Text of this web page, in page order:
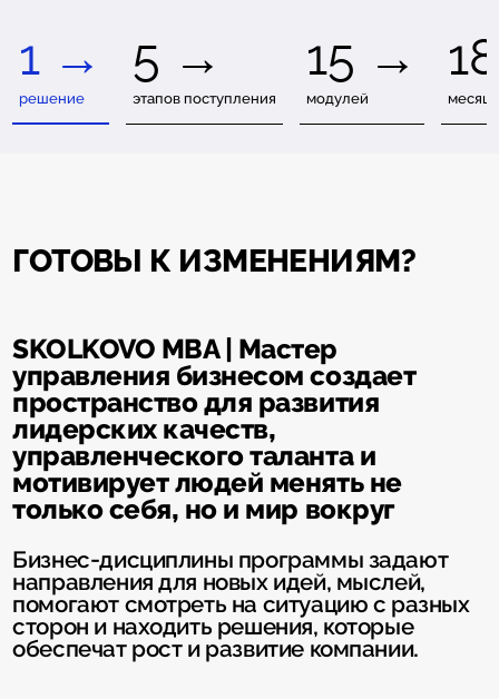
1 →
решение
5 →
этапов поступления
15 →
модулей
ГОТОВЫ К ИЗМЕНЕНИЯМ?
SKOLKOVO MBA | Мастер
управления бизнесом создает
пространство для развития
лидерских качеств,
управленческого таланта и
мотивирует людей менять не
только себя, но и мир вокруг
Бизнес-дисциплины программы задают
направления для новых идей, мыслей,
помогают смотреть на ситуацию с разных
сторон и находить решения, которые
обеспечат рост и развитие компании.